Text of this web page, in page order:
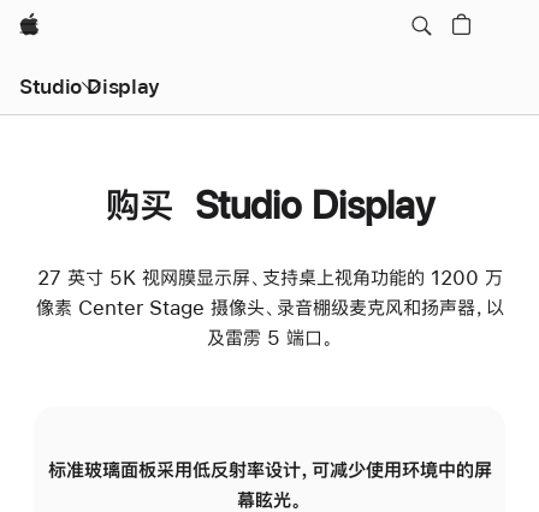
Apple
Studio Display
购买 Studio Display
27 英寸 5K 视网膜显示屏、支持桌上视角功能的 1200 万
像素 Center Stage 摄像头、录音棚级麦克风和扬声器，以
及雷雳 5 端口。
标准玻璃面板采用低反射率设计，可减少使用环境中的屏
幕眩光。